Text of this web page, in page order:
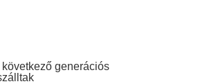
generációs